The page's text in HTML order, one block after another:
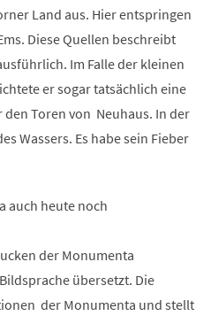
Land aus. Hier entspringen
Diese Quellen beschreibt
Im Falle der kleinen
er sogar tatsächlich eine
Toren von Neuhaus. In der
Wassers. Es habe sein Fieber
auch heute noch
der Monumenta
übersetzt. Die
der Monumenta und stellt